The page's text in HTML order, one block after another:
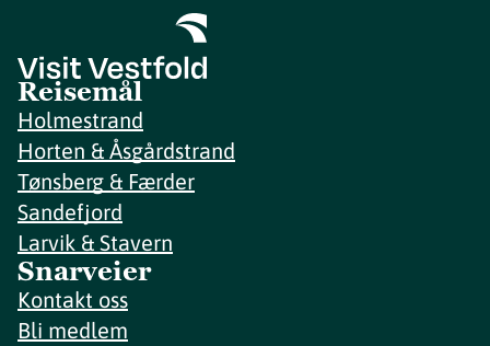
Reisemål
Holmestrand
Horten & Åsgårdstrand
Tønsberg & Færder
Sandefjord
Larvik & Stavern
Snarveier
Kontakt oss
Bli medlem